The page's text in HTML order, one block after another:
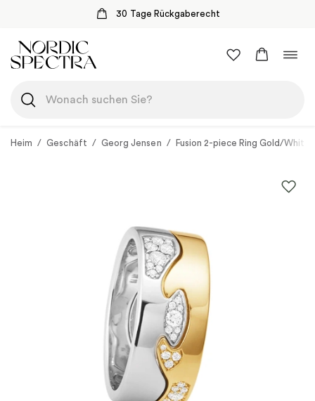
30 Tage Rückgaberecht
Inhalt
springen
Heim / Geschäft / Georg Jensen / Fusion 2-piece Ring Gold/White